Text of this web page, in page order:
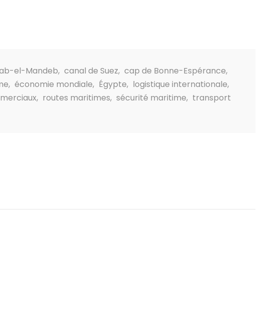
el-Mandeb, canal de Suez, cap de Bonne-Espérance,
, économie mondiale, Égypte, logistique internationale,
, routes maritimes, sécurité maritime, transport